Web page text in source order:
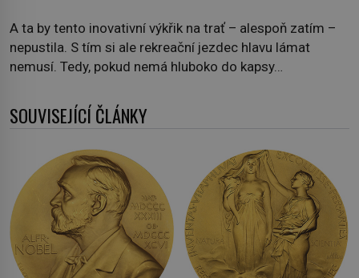
A ta by tento inovativní výkřik na trať – alespoň zatím –
nepustila. S tím si ale rekreační jezdec hlavu lámat
nemusí. Tedy, pokud nemá hluboko do kapsy…
SOUVISEJÍCÍ ČLÁNKY